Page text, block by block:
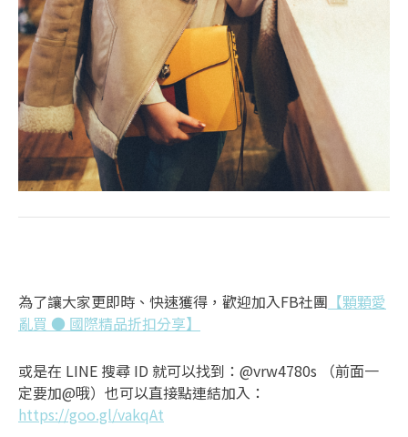
為了讓大家更即時、快速獲得，歡迎加入FB社團 【顆顆愛
亂買 ● 國際精品折扣分享】
或是在 LINE 搜尋 ID 就可以找到：@vrw4780s （前面一
定要加@哦）也可以直接點連結加入：
https://goo.gl/vakqAt